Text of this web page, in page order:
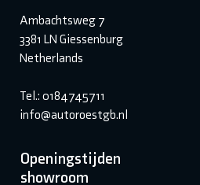
Ambachtsweg 7
3381 LN Giessenburg
Netherlands
Tel.: 0184745711
info@autoroestgb.nl
Openingstijden
showroom